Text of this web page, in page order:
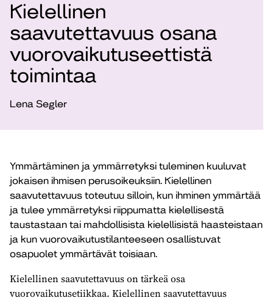
Kielellinen
saavutettavuus osana
vuorovaikutuseettistä
toimintaa
Lena Segler
Ymmärtäminen ja ymmärretyksi tuleminen kuuluvat
jokaisen ihmisen perusoikeuksiin. Kielellinen
saavutettavuus toteutuu silloin, kun ihminen ymmärtää
ja tulee ymmärretyksi riippumatta kielellisestä
taustastaan tai mahdollisista kielellisistä haasteistaan
ja kun vuorovaikutustilanteeseen osallistuvat
osapuolet ymmärtävät toisiaan.
Kielellinen saavutettavuus on tärkeä osa
vuorovaikutusetiikkaa. Kielellinen saavutettavuus